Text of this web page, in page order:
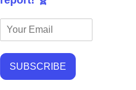
SUBSCRIBE